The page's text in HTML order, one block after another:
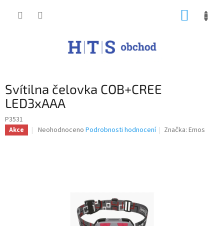
Svítilna čelovka COB+CREE
LED3xAAA
P3531
Akce
Průměrné
Neohodnoceno Podrobnosti hodnocení Značka:Emos